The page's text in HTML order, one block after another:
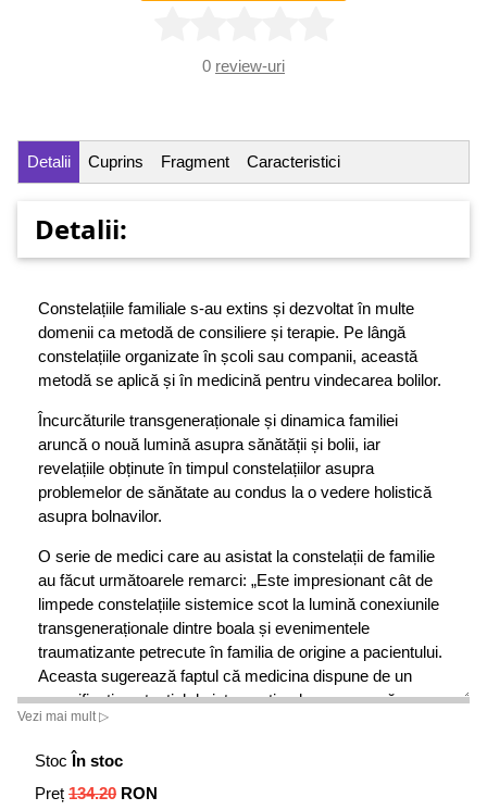
0 review-uri
Detalii Cuprins Fragment Caracteristici
Detalii:
Constelațiile familiale s-au extins și dezvoltat în multe
domenii ca metodă de consiliere și terapie. Pe lângă
constelațiile organizate în școli sau companii, această
metodă se aplică și în medicină pentru vindecarea bolilor.
Încurcăturile transgeneraționale și dinamica familiei
aruncă o nouă lumină asupra sănătății și bolii, iar
revelațiile obținute în timpul constelațiilor asupra
problemelor de sănătate au condus la o vedere holistică
asupra bolnavilor.
O serie de medici care au asistat la constelații de familie
au făcut următoarele remarci: „Este impresionant cât de
limpede constelațiile sistemice scot la lumină conexiunile
transgeneraționale dintre boala și evenimentele
traumatizante petrecute în familia de origine a pacientului.
Aceasta sugerează faptul că medicina dispune de un
semnificativ potențial de intervenție, dar se pare că
medicina occidentală (alopată) acordă prea puțină atenție
acestor conexiuni. Această carte este dedicată
potențialului de vindecare al constelațiilor familiale și se
adresează tuturor cadrelor medicale, medici,
Vezi mai mult ▷
Stoc În stoc
Preț 134.20 RON